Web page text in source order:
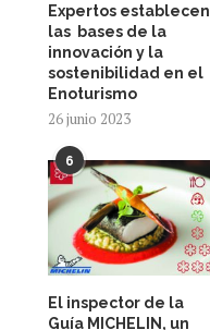
Expertos establecen
las bases de la
innovación y la
sostenibilidad en el
Enoturismo
26 junio 2023
6
El inspector de la
Guía MICHELIN, un